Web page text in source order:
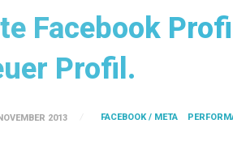
Facebook
Profil.
2013 FACEBOOK / META